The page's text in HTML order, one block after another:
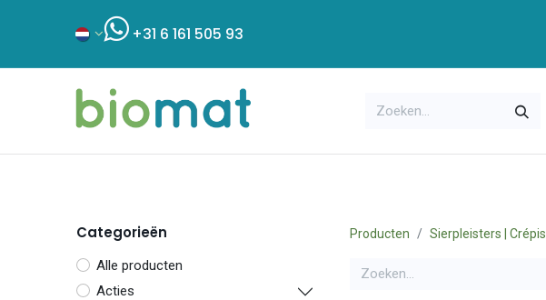
+31 6 161 505 93
Categorieën
Alle producten
Acties
Producten Sierpleisters | Crépis